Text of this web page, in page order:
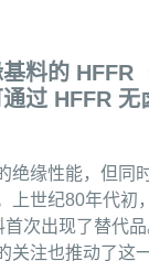
料的 HFFR
过 HFFR 无
绝缘性能，但同
上世纪80年代初
首次出现了替代
关注也推动了这